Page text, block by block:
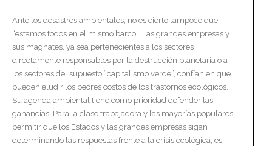
Ante los desastres ambientales, no es cierto tampoco que
“estamos todos en el mismo barco”. Las grandes empresas y
sus magnates, ya sea pertenecientes a los sectores
directamente responsables por la destrucción planetaria o a
los sectores del supuesto “capitalismo verde”, confían en que
pueden eludir los peores costos de los trastornos ecológicos.
Su agenda ambiental tiene como prioridad defender las
ganancias. Para la clase trabajadora y las mayorías populares,
permitir que los Estados y las grandes empresas sigan
determinando las respuestas frente a la crisis ecológica, es